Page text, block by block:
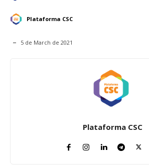
Plataforma CSC
5 de March de 2021
Plataforma CSC